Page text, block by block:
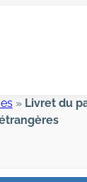
» Livret du